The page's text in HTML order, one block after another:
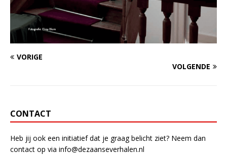
VORIGE
VOLGENDE
CONTACT
Heb jij ook een initiatief dat je graag belicht ziet? Neem dan
contact op via info@dezaanseverhalen.nl